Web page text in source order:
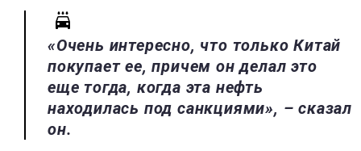
«Очень интересно, что только Китай
покупает ее, причем он делал это
еще тогда, когда эта нефть
находилась под санкциями», – сказал
он.